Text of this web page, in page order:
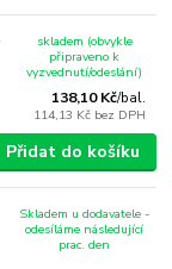
138,10 Kč/bal.
114,13 Kč bez DPH
skladem (obvykle
připraveno k
vyzvednutí/odeslání)
Přidat do košíku
Skladem u dodavatele -
odesíláme následující
prac. den